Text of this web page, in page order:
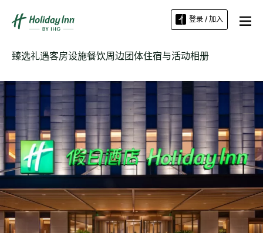
登录 / 加入
臻选礼遇客房设施餐饮周边团体住宿与活动相册